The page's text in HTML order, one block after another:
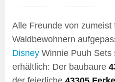
Alle Freunde von zumeist
Waldbewohnern
Disney Winnie Puuh Sets
erhältlich: Der baubaure